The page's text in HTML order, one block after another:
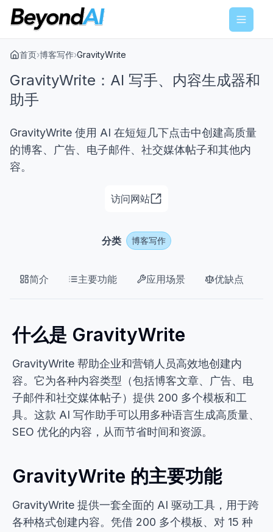
Menu
首页›博客写作›GravityWrite
GravityWrite：AI 写手、内容生成器和
助手
GravityWrite 使用 AI 在短短几下点击中创建高质量
的博客、广告、电子邮件、社交媒体帖子和其他内
容。
访问网站
分类 博客写作
简介 主要功能 应用场景 优缺点
什么是 GravityWrite
GravityWrite 帮助企业和营销人员高效地创建内
容。它为各种内容类型（包括博客文章、广告、电
子邮件和社交媒体帖子）提供 200 多个模板和工
具。这款 AI 写作助手可以用多种语言生成高质量、
SEO 优化的内容，从而节省时间和资源。
GravityWrite 的主要功能
GravityWrite 提供一套全面的 AI 驱动工具，用于跨
各种格式创建内容。凭借 200 多个模板、对 15 种